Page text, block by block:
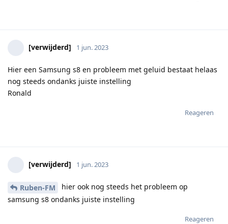
[verwijderd] 1 jun. 2023
Hier een Samsung s8 en probleem met geluid bestaat helaas
nog steeds ondanks juiste instelling
Ronald
Reageren
[verwijderd] 1 jun. 2023
Ruben-FM
hier ook nog steeds het probleem op
samsung s8 ondanks juiste instelling
Reageren